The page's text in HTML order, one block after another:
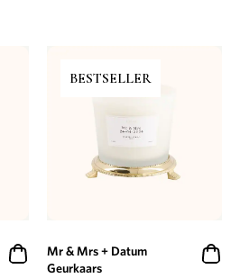
BESTSELLER
Mr & Mrs + Datum
Geurkaars